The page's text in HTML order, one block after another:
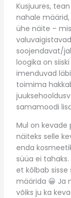
Kusjuures,
nahale määrid,
ühe näite –
soojendavat/
loogika on
imenduvad
toimima
samamoodi
Mul on kevade
näiteks selle
enda
süüa ei
et kõlbab sisse
määrida 😀 Ja
võiks ju ka